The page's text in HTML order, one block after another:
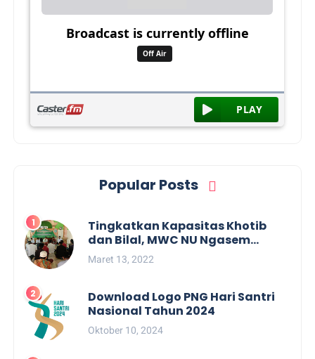
Popular Posts
Tingkatkan Kapasitas Khotib
dan Bilal, MWC NU Ngasem
Melaksanakan Kegiatan
Pelatihan Khotib dan Bilal di
Maret 13, 2022
Download Logo PNG Hari Santri
Nasional Tahun 2024
Oktober 10, 2024